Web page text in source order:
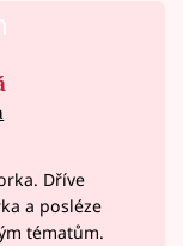
Dříve
a posléze
tématům.